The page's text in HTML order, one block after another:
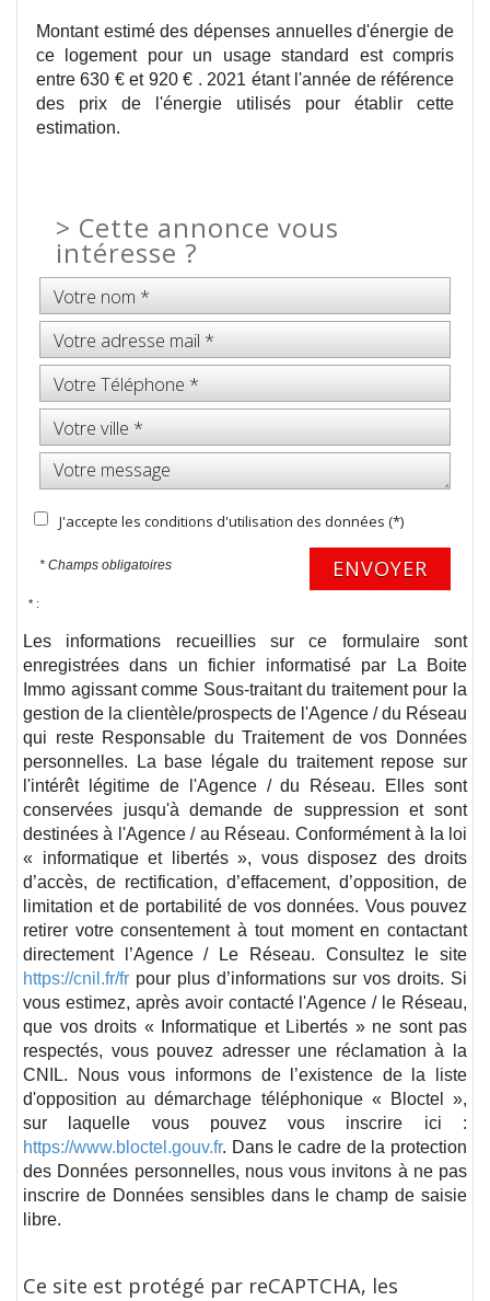
Montant estimé des dépenses annuelles d'énergie de
ce logement pour un usage standard est compris
entre 630 € et 920 € . 2021 étant l'année de référence
des prix de l'énergie utilisés pour établir cette
estimation.
> Cette annonce vous
intéresse ?
J'accepte les conditions d'utilisation des données (*)
* Champs obligatoires ENVOYER
* :
Les informations recueillies sur ce formulaire sont
enregistrées dans un fichier informatisé par La Boite
Immo agissant comme Sous-traitant du traitement pour la
gestion de la clientèle/prospects de l'Agence / du Réseau
qui reste Responsable du Traitement de vos Données
personnelles. La base légale du traitement repose sur
l'intérêt légitime de l'Agence / du Réseau. Elles sont
conservées jusqu'à demande de suppression et sont
destinées à l'Agence / au Réseau. Conformément à la loi
« informatique et libertés », vous disposez des droits
d’accès, de rectification, d’effacement, d’opposition, de
limitation et de portabilité de vos données. Vous pouvez
retirer votre consentement à tout moment en contactant
directement l’Agence / Le Réseau. Consultez le site
https://cnil.fr/fr pour plus d’informations sur vos droits. Si
vous estimez, après avoir contacté l'Agence / le Réseau,
que vos droits « Informatique et Libertés » ne sont pas
respectés, vous pouvez adresser une réclamation à la
CNIL. Nous vous informons de l’existence de la liste
d'opposition au démarchage téléphonique « Bloctel »,
sur laquelle vous pouvez vous inscrire ici :
https://www.bloctel.gouv.fr. Dans le cadre de la protection
des Données personnelles, nous vous invitons à ne pas
inscrire de Données sensibles dans le champ de saisie
libre.
Ce site est protégé par reCAPTCHA, les